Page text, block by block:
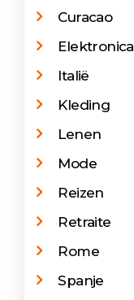
Curacao
Elektronica
Italië
Kleding
Lenen
Mode
Reizen
Retraite
Rome
Spanje